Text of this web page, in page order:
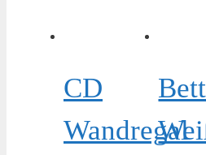
CD
Wandregal